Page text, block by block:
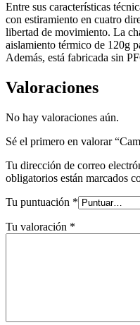
Entre sus características
con estiramiento en cuatro
libertad de movimiento. La
aislamiento térmico de 120g
Además, está fabricada sin
Valoraciones
No hay valoraciones aún.
Sé el primero en valorar
Tu dirección de correo
obligatorios están marcados
Tu puntuación *
Tu valoración *